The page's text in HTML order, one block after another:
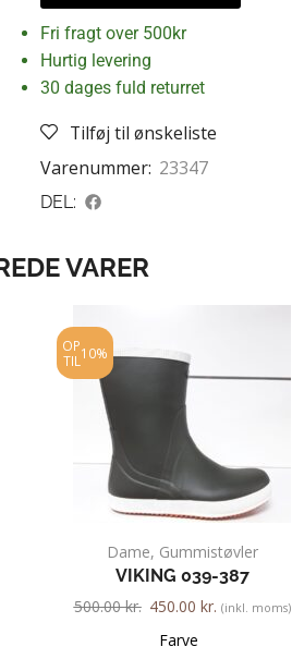
Fri fragt over 500kr
Hurtig levering
30 dages fuld returret
Tilføj til ønskeliste
Varenummer: 23347
DEL:
VARER
OP
TIL 10%
Dame, Gummistøvler
VIKING 039-387
500.00kr. 450.00 kr. (inkl. moms)
Farve